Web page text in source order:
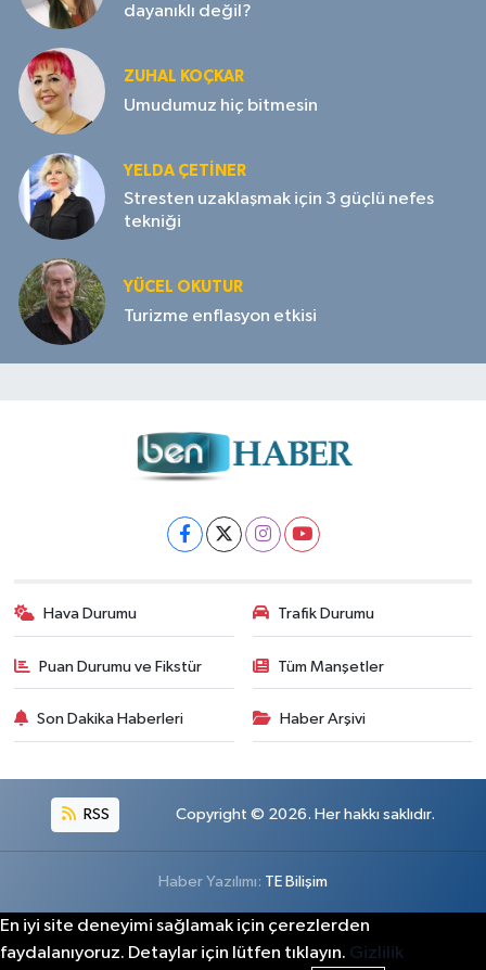
dayanıklı değil?
ZUHAL KOÇKAR
Umudumuz hiç bitmesin
YELDA ÇETİNER
Stresten uzaklaşmak için 3 güçlü nefes
tekniği
YÜCEL OKUTUR
Turizme enflasyon etkisi
Hava Durumu Trafik Durumu
Puan Durumu ve Fikstür Tüm Manşetler
Son Dakika Haberleri Haber Arşivi
RSS Copyright © 2026. Her hakkı saklıdır.
Haber Yazılımı: TE Bilişim
En iyi site deneyimi sağlamak için çerezlerden
faydalanıyoruz. Detaylar için lütfen tıklayın. Gizlilik